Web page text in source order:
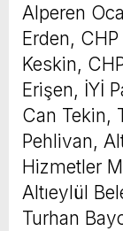
Alperen
Erden,
Keskin,
Erişen, İYİ
Can Tekin,
Pehlivan,
Hizmetler
Altıeylül
Turhan